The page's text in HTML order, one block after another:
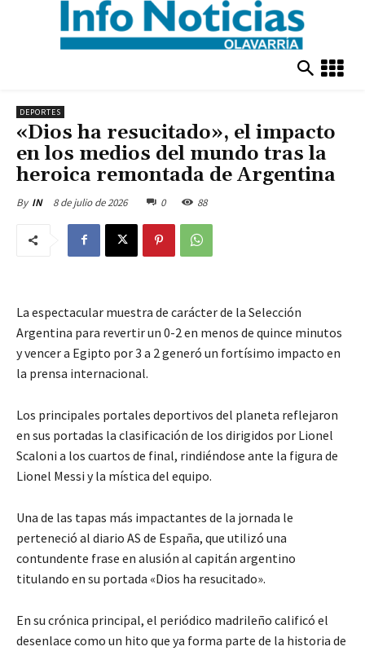
DEPORTES
«Dios ha resucitado», el impacto
en los medios del mundo tras la
heroica remontada de Argentina
By IN 8 de julio de 2026 0 88
La espectacular muestra de carácter de la Selección
Argentina para revertir un 0-2 en menos de quince minutos
y vencer a Egipto por 3 a 2 generó un fortísimo impacto en
la prensa internacional.
Los principales portales deportivos del planeta reflejaron
en sus portadas la clasificación de los dirigidos por Lionel
Scaloni a los cuartos de final, rindiéndose ante la figura de
Lionel Messi y la mística del equipo.
Una de las tapas más impactantes de la jornada le
perteneció al diario AS de España, que utilizó una
contundente frase en alusión al capitán argentino
titulando en su portada «Dios ha resucitado».
En su crónica principal, el periódico madrileño calificó el
desenlace como un hito que ya forma parte de la historia de